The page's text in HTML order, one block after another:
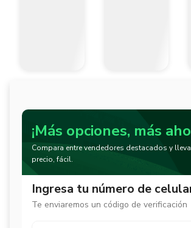
¡Más opciones, más
Compara entre vendedores destacados y
precio, fácil.
Ingresa tu número de
Te enviaremos un código de verificación